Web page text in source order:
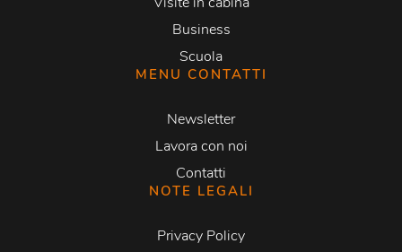
Business
Scuola
MENU CONTATTI
Newsletter
Lavora con noi
Contatti
NOTE LEGALI
Privacy Policy